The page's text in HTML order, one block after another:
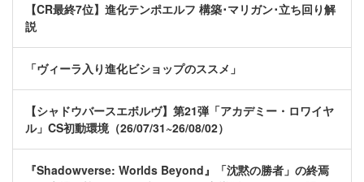
【CR最終7位】進化テンポエルフ 構築･マリガン･立ち回り解
説
「ヴィーラ入り進化ビショップのススメ」
【シャドウバースエボルヴ】第21弾「アカデミー・ロワイヤ
ル」CS初動環境（26/07/31~26/08/02）
『Shadowverse: Worlds Beyond』「沈黙の勝者」の終焉